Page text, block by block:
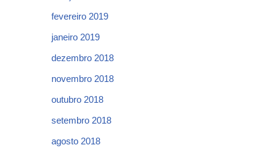
fevereiro 2019
janeiro 2019
dezembro 2018
novembro 2018
outubro 2018
setembro 2018
agosto 2018